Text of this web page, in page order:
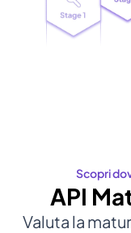
Scopri
API
Valuta la